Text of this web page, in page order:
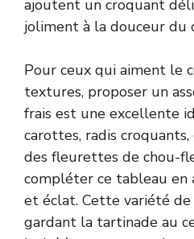
ajoutent un croquant
joliment à la douceur du
Pour ceux qui aiment le
textures, proposer un
frais est une excellente
carottes, radis
des fleurettes de chou-
compléter ce tableau en
et éclat. Cette variété
gardant la tartinade au